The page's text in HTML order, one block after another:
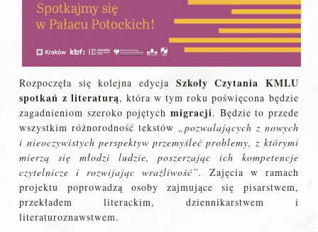
Rozpoczęła się kolejna edycja Szkoły Czytania KMLU
spotkań z literaturą, która w tym roku poświęcona będzie
zagadnieniom szeroko pojętych migracji. Będzie to przede
wszystkim różnorodność tekstów „pozwalających z nowych
i nieoczywistych perspektyw przemyśleć problemy, z którymi
mierzą się młodzi ludzie, poszerzając ich kompetencje
czytelnicze i rozwijając wrażliwość”.
Zajęcia w ramach
projektu poprowadzą osoby zajmujące się pisarstwem,
przekładem literackim, dziennikarstwem i
literaturoznawstwem.